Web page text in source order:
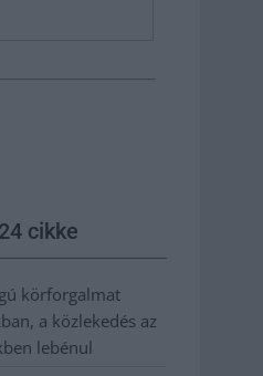
cikke
körforgalmat
a közlekedés az
lebénul